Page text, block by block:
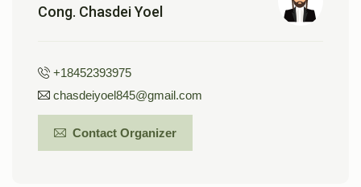
Cong. Chasdei Yoel
+18452393975
chasdeiyoel845@gmail.com
Contact Organizer